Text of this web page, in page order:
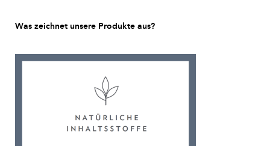
Was zeichnet unsere Produkte aus?